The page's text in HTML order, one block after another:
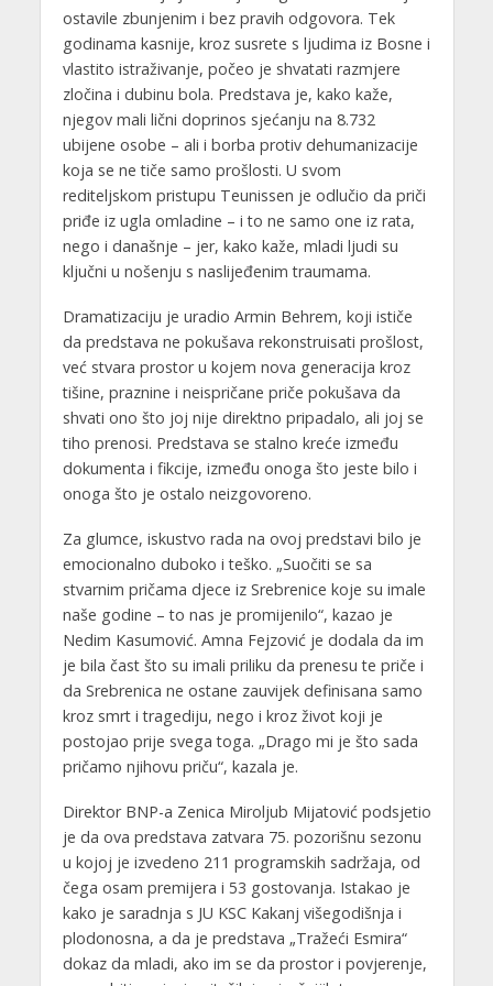
ostavile zbunjenim i bez pravih odgovora. Tek
godinama kasnije, kroz susrete s ljudima iz Bosne i
vlastito istraživanje, počeo je shvatati razmjere
zločina i dubinu bola. Predstava je, kako kaže,
njegov mali lični doprinos sjećanju na 8.732
ubijene osobe – ali i borba protiv dehumanizacije
koja se ne tiče samo prošlosti. U svom
rediteljskom pristupu Teunissen je odlučio da priči
priđe iz ugla omladine – i to ne samo one iz rata,
nego i današnje – jer, kako kaže, mladi ljudi su
ključni u nošenju s naslijeđenim traumama.
Dramatizaciju je uradio Armin Behrem, koji ističe
da predstava ne pokušava rekonstruisati prošlost,
već stvara prostor u kojem nova generacija kroz
tišine, praznine i neispričane priče pokušava da
shvati ono što joj nije direktno pripadalo, ali joj se
tiho prenosi. Predstava se stalno kreće između
dokumenta i fikcije, između onoga što jeste bilo i
onoga što je ostalo neizgovoreno.
Za glumce, iskustvo rada na ovoj predstavi bilo je
emocionalno duboko i teško. „Suočiti se sa
stvarnim pričama djece iz Srebrenice koje su imale
naše godine – to nas je promijenilo“, kazao je
Nedim Kasumović. Amna Fejzović je dodala da im
je bila čast što su imali priliku da prenesu te priče i
da Srebrenica ne ostane zauvijek definisana samo
kroz smrt i tragediju, nego i kroz život koji je
postojao prije svega toga. „Drago mi je što sada
pričamo njihovu priču“, kazala je.
Direktor BNP-a Zenica Miroljub Mijatović podsjetio
je da ova predstava zatvara 75. pozorišnu sezonu
u kojoj je izvedeno 211 programskih sadržaja, od
čega osam premijera i 53 gostovanja. Istakao je
kako je saradnja s JU KSC Kakanj višegodišnja i
plodonosna, a da je predstava „Tražeći Esmira“
dokaz da mladi, ako im se da prostor i povjerenje,